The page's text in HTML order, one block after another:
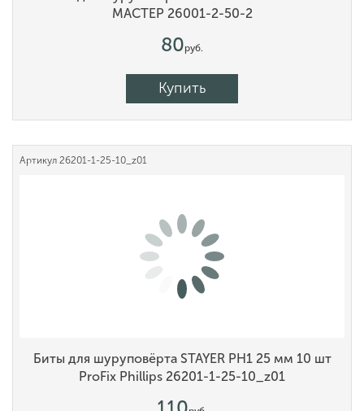
МАСТЕР 26001-2-50-2
80руб.
Купить
Артикул 26201-1-25-10_z01
Биты для шуруповёрта STAYER PH1 25 мм 10 шт
ProFix Phillips 26201-1-25-10_z01